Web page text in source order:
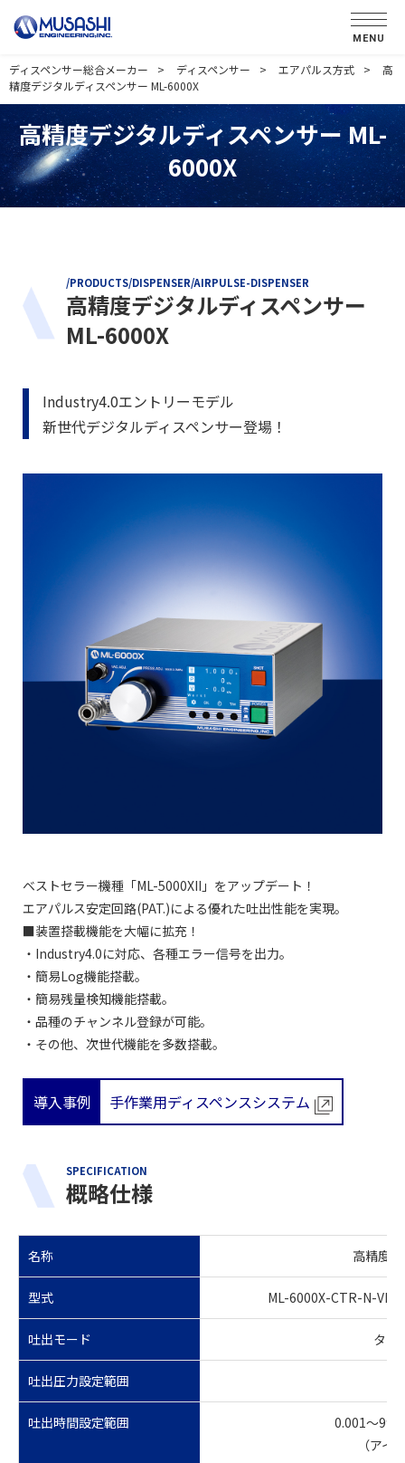
MENU
ディスペンサー総合メーカー ディスペンサー エアパルス方式
高
精度デジタルディスペンサー ML-6000X
高精度デジタルディスペンサー ML-
6000X
/PRODUCTS/DISPENSER/AIRPULSE-DISPENSER
高精度デジタルディスペンサー
ML-6000X
Industry4.0エントリーモデル
新世代デジタルディスペンサー登場！
ベストセラー機種「ML-5000XII」をアップデート！
エアパルス安定回路(PAT.)による優れた吐出性能を実現。
■装置搭載機能を大幅に拡充！
・Industry4.0に対応、各種エラー信号を出力。
・簡易Log機能搭載。
・簡易残量検知機能搭載。
・品種のチャンネル登録が可能。
・その他、次世代機能を多数搭載。
導入事例 手作業用ディスペンスシステム
SPECIFICATION
概略仕様
名称 高精度
型式 ML-6000X-CTR-N-VHR
吐出モード タイ
吐出圧力設定範囲
吐出時間設定範囲
0.001～
（ア